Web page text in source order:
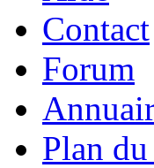
Contact
Forum
Plan